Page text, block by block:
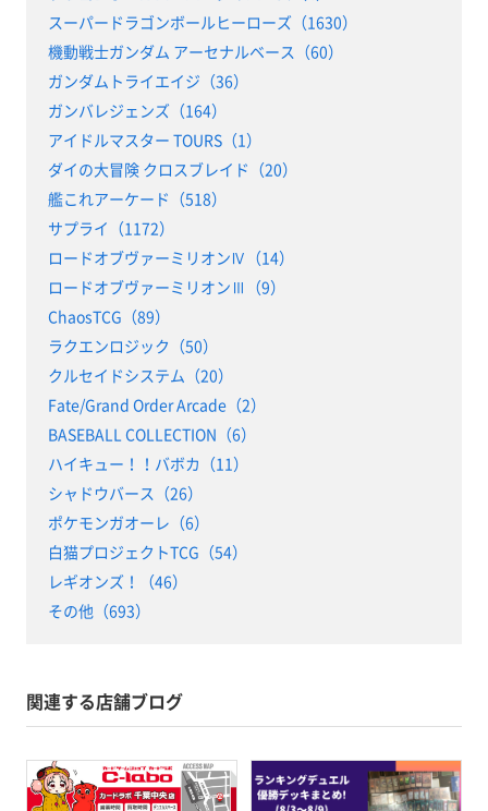
スーパードラゴンボールヒーローズ（1630）
機動戦士ガンダム アーセナルベース（60）
ガンダムトライエイジ（36）
ガンバレジェンズ（164）
アイドルマスター TOURS（1）
ダイの大冒険 クロスブレイド（20）
艦これアーケード（518）
サプライ（1172）
ロードオブヴァーミリオンⅣ（14）
ロードオブヴァーミリオンⅢ（9）
ChaosTCG（89）
ラクエンロジック（50）
クルセイドシステム（20）
Fate/Grand Order Arcade（2）
BASEBALL COLLECTION（6）
ハイキュー！！バボカ（11）
シャドウバース（26）
ポケモンガオーレ（6）
白猫プロジェクトTCG（54）
レギオンズ！（46）
その他（693）
関連する店舗ブログ